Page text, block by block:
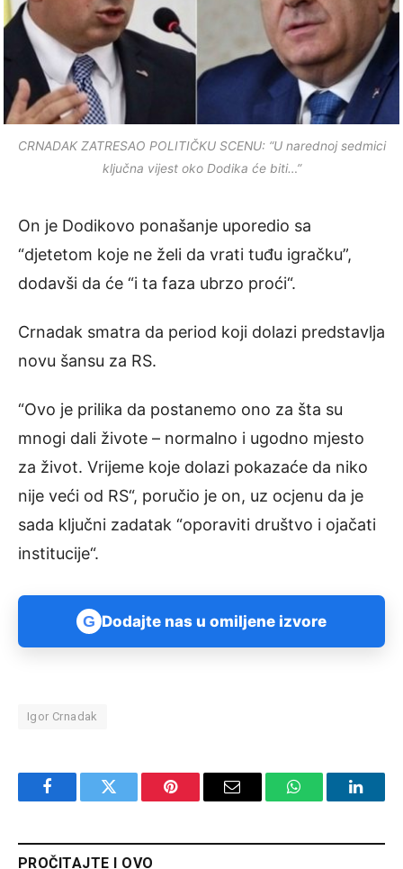
CRNADAK ZATRESAO POLITIČKU SCENU: “U narednoj sedmici
ključna vijest oko Dodika će biti…”
On je Dodikovo ponašanje uporedio sa
“djetetom koje ne želi da vrati tuđu igračku”,
dodavši da će “i ta faza ubrzo proći“.
Crnadak smatra da period koji dolazi predstavlja
novu šansu za RS.
“Ovo je prilika da postanemo ono za šta su
mnogi dali živote – normalno i ugodno mjesto
za život. Vrijeme koje dolazi pokazaće da niko
nije veći od RS“, poručio je on, uz ocjenu da je
sada ključni zadatak “oporaviti društvo i ojačati
institucije“.
G Dodajte nas u omiljene izvore
Igor Crnadak
FacebookTwitter Pinterest Email WhatsApp
PROČITAJTE I OVO